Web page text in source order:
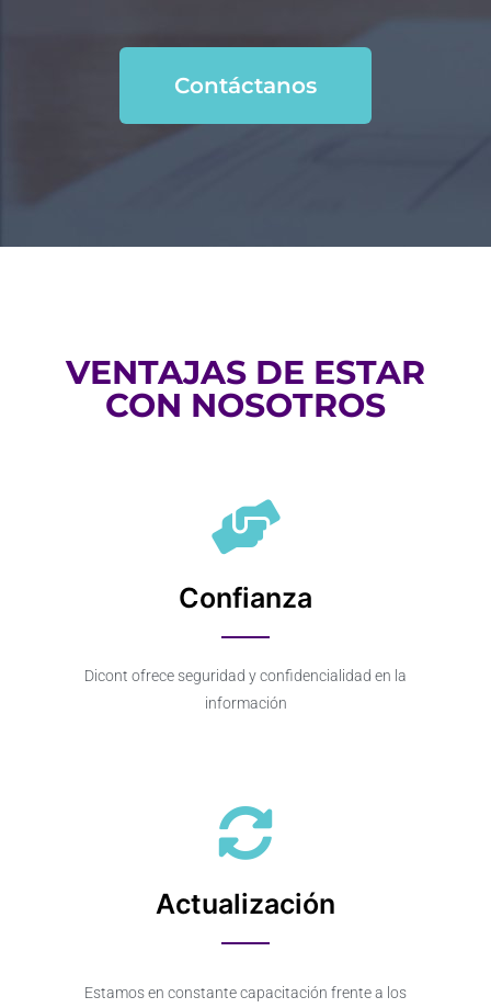
Contáctanos
VENTAJAS DE ESTAR
CON NOSOTROS
Confianza
Dicont ofrece seguridad y confidencialidad en la
información
Actualización
Estamos en constante capacitación frente a los